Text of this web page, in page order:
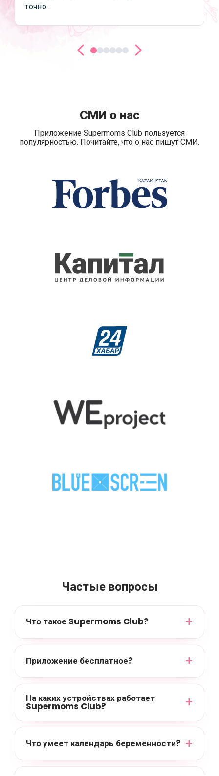
точно.
СМИ о нас
Приложение Supermoms Club пользуется
популярностью. Почитайте, что о нас пишут СМИ.
Частые вопросы
Что такое Supermoms Club?
Приложение бесплатное?
На каких устройствах работает
Supermoms Club?
Что умеет календарь беременности?